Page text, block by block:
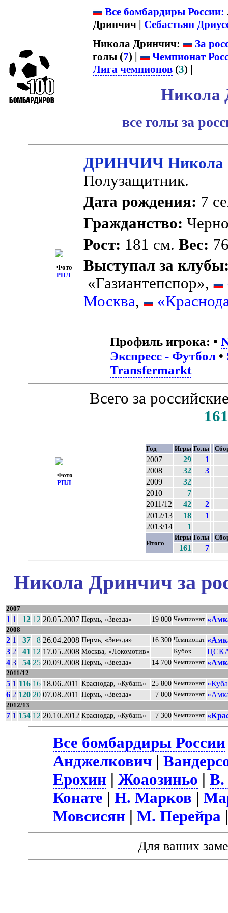
Все бомбардиры России:
Дринчич | Себастьян
Никола Дринчич:
За
голы (7) |
Чемпионат
Лига чемпионов (3) |
Никола
все голы за
Фото
РПЛ
ДРИНЧИЧ Никола
Полузащитник.
Дата рождения: 7
Гражданство:
Рост: 181 см.Вес:
Выступал за
«Газиантепспор»,
Москва,
Профиль игрока: •
Экспресс - Футбол•
Transfermarkt
Фото
РПЛ
Всего за
161
Год Игры Голы
2007 29
1
2008
32
3
2009
32
2010
7
2011/12
42
2
2012/13
18
1
2013/14
1
Итого
Игры Голы
161 7
Никола Дринчич за
2007
1 1 12 12 20.05.2007 Пермь, «Звезда» 19 000 Чемпионат
2008
2 1 37 8 26.04.2008 Пермь, «Звезда» 16 300 Чемпионат
3 2 41 12 17.05.2008 Москва, «Локомотив» Кубок
4 3 54 25 20.09.2008 Пермь, «Звезда» 14 700 Чемпионат
2011/12
5 1 116 16 18.06.2011 Краснодар, «Кубань» 25 800 Чемпионат
6 2 120 20 07.08.2011 Пермь, «Звезда» 7 000 Чемпионат
2012/13
7 1 154 12 20.10.2012 Краснодар, «Кубань» 7 300 Чемпионат
Все бомбардиры России
Анджелкович |
Ерохин |Жоаозиньо |В.
Конате |Н. Марков |
Мовсисян |М. Перейра
Для ваших